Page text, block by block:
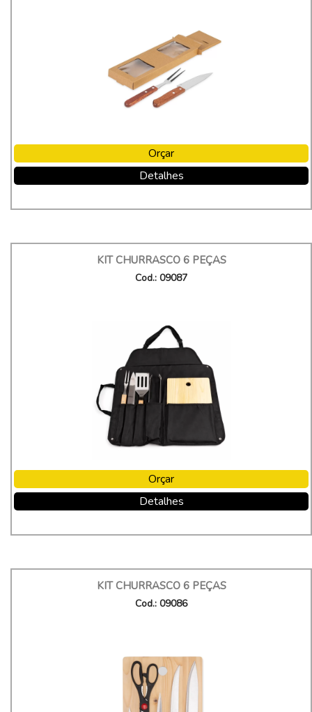
Orçar
Detalhes
KIT CHURRASCO 6 PEÇAS
Cod.: 09087
Orçar
Detalhes
KIT CHURRASCO 6 PEÇAS
Cod.: 09086